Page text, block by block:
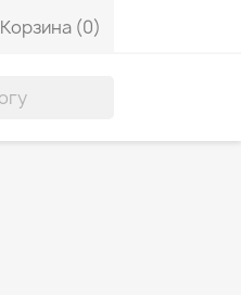
Корзина (0)